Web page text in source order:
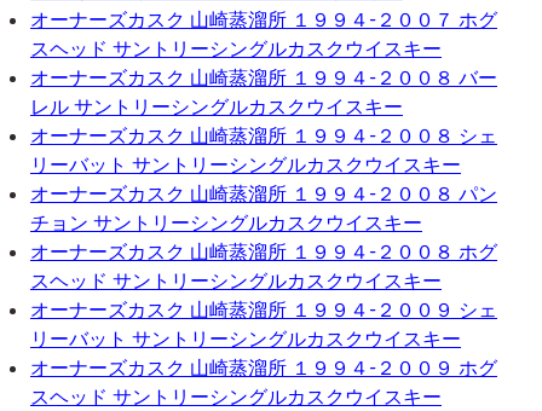
オーナーズカスク 山崎蒸溜所 １９９４-２００７ ホグ
スヘッド サントリーシングルカスクウイスキー
オーナーズカスク 山崎蒸溜所 １９９４-２００８ バー
レル サントリーシングルカスクウイスキー
オーナーズカスク 山崎蒸溜所 １９９４-２００８ シェ
リーバット サントリーシングルカスクウイスキー
オーナーズカスク 山崎蒸溜所 １９９４-２００８ パン
チョン サントリーシングルカスクウイスキー
オーナーズカスク 山崎蒸溜所 １９９４-２００８ ホグ
スヘッド サントリーシングルカスクウイスキー
オーナーズカスク 山崎蒸溜所 １９９４-２００９ シェ
リーバット サントリーシングルカスクウイスキー
オーナーズカスク 山崎蒸溜所 １９９４-２００９ ホグ
スヘッド サントリーシングルカスクウイスキー